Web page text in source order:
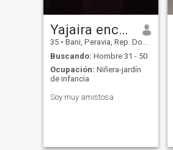
Yajaira encarnacion soler
35 • Bani, Peravia, Rep. Dominicana
Buscando: Hombre 31 - 50
Ocupación: Niñera-jardín
de infancia
Soy muy amistosa